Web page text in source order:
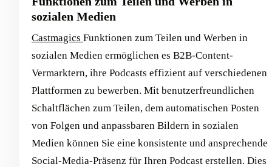
sozialen Medien
Castmagics Funktionen zum Teilen und Werben in
sozialen Medien ermöglichen es B2B-Content-
Vermarktern, ihre Podcasts effizient auf verschiedenen
Plattformen zu bewerben. Mit benutzerfreundlichen
Schaltflächen zum Teilen, dem automatischen Posten
von Folgen und anpassbaren Bildern in sozialen
Medien können Sie eine konsistente und ansprechende
Social-Media-Präsenz für Ihren Podcast erstellen. Dies